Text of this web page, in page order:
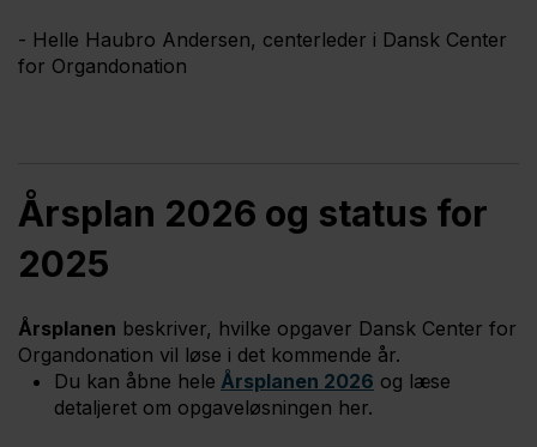
- Helle Haubro Andersen, centerleder i Dansk Center
for Organdonation
Årsplan 2026 og status for
2025
Årsplanen beskriver, hvilke opgaver Dansk Center for
Organdonation vil løse i det kommende år.
Du kan åbne hele Årsplanen 2026 og læse
detaljeret om opgaveløsningen her.